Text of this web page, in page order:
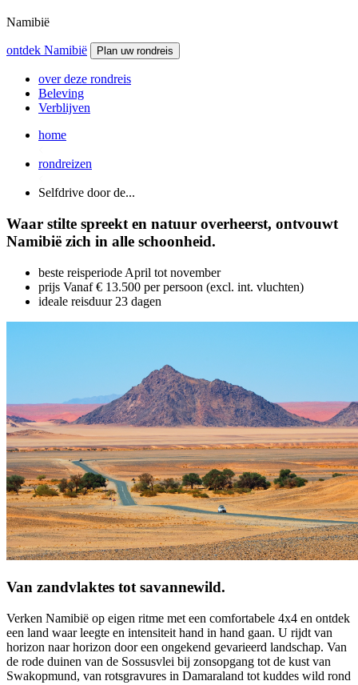
Namibië
ontdek Namibië Plan uw rondreis
over deze rondreis
Beleving
Verblijven
home
rondreizen
Selfdrive door de...
Waar stilte spreekt en natuur overheerst, ontvouwt
Namibië zich in alle schoonheid.
beste reisperiode April tot november
prijs Vanaf € 13.500 per persoon (excl. int. vluchten)
ideale reisduur 23 dagen
Van zandvlaktes tot savannewild.
Verken Namibië op eigen ritme met een comfortabele 4x4 en ontdek
een land waar leegte en intensiteit hand in hand gaan. U rijdt van
horizon naar horizon door een ongekend gevarieerd landschap. Van
de rode duinen van de Sossusvlei bij zonsopgang tot de kust van
Swakopmund, van rotsgravures in Damaraland tot kuddes wild rond